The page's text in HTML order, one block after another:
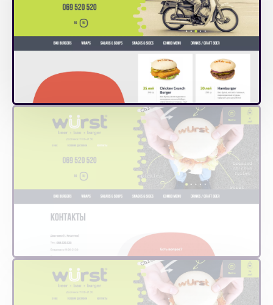
пришлось переучиваться, и они работали по
привычному алгоритму. Отслеживание заказов,
оформленных на сайте, ведется также, как и всех
остальных заказов.
При подписании договора представители компании
Wurst обозначили, что одним из принципиальных
моментов для них являются сроки разработки сайта. И
несмотря на множество нюансов, возникших в
процессе работы, мы уложились в сроки и сдали
проект вовремя.